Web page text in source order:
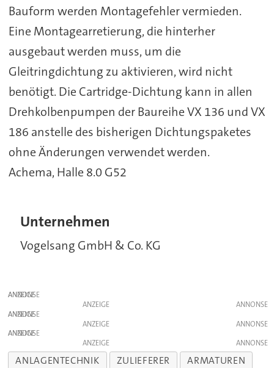
Bauform werden Montagefehler vermieden.
Eine Montagearretierung, die hinterher
ausgebaut werden muss, um die
Gleitringdichtung zu aktivieren, wird nicht
benötigt. Die Cartridge-Dichtung kann in allen
Drehkolbenpumpen der Baureihe VX 136 und VX
186 anstelle des bisherigen Dichtungspaketes
ohne Änderungen verwendet werden.
Achema, Halle 8.0 G52
Unternehmen
Vogelsang GmbH & Co. KG
ANZEIGE
ANZEIGE
ANZEIGE
ANZEIGE
ANZEIGE
ANZEIGE
ANLAGENTECHNIK ZULIEFERER
ARMATUREN